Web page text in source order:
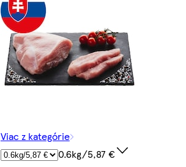
Viac z kategórie
0.6kg/5,87 €